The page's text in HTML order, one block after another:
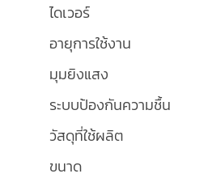
ไดเวอร์
อายุการใช้งาน
มุมยิงแสง
ระบบป้องกันความชื้น
วัสดุที่ใช้ผลิต
ขนาด